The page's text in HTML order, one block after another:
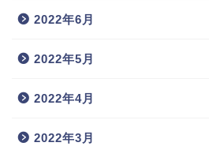
2022年6月
2022年5月
2022年4月
2022年3月